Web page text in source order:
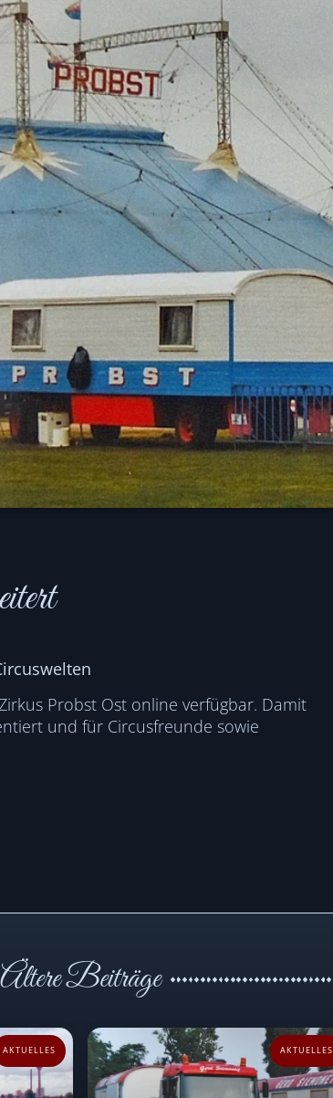
Probst Ost online verfügbar. Damit
und für Circusfreunde sowie
Ältere Beiträge
AKTUELLES AKTUELLES